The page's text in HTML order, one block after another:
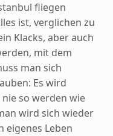
fliegen
ist, verglichen zu
Klacks, aber auch
mit dem
man sich
Es wird
so werden wie
wird sich wieder
eigenes Leben